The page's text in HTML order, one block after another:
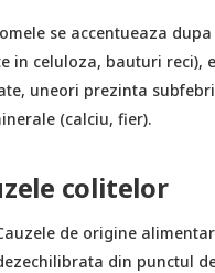
se accentueaza
in celuloza, bauturi reci),
uneori prezinta
(calciu, fier).
colitelor
de origine
din punctul